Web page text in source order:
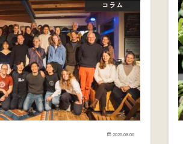
コラム
2026.08.06